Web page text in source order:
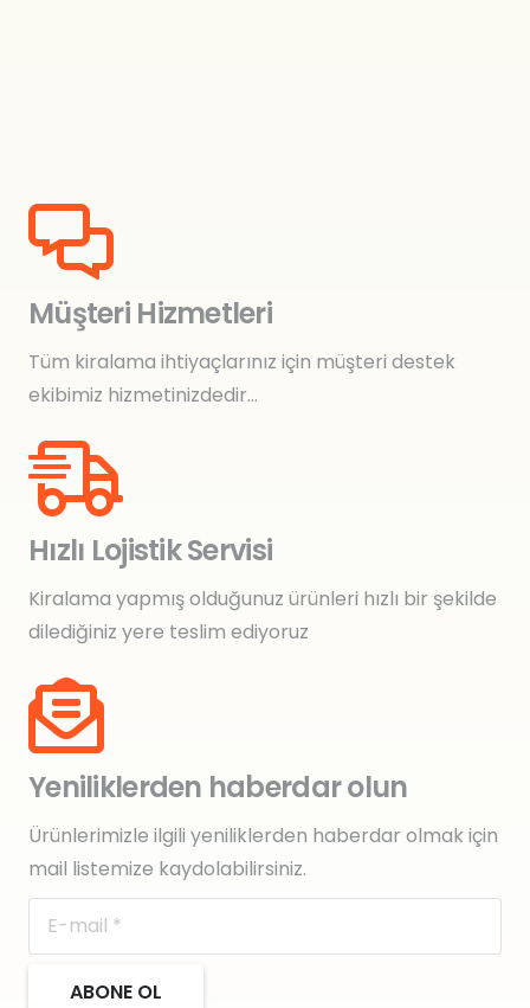
Müşteri Hizmetleri
Tüm kiralama ihtiyaçlarınız için müşteri destek
ekibimiz hizmetinizdedir…
Hızlı Lojistik Servisi
Kiralama yapmış olduğunuz ürünleri hızlı bir şekilde
dilediğiniz yere teslim ediyoruz
Yeniliklerden haberdar olun
Ürünlerimizle ilgili yeniliklerden haberdar olmak için
mail listemize kaydolabilirsiniz.
ABONE OL